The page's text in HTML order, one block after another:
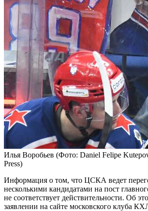
Илья Воробьев (Фото: Daniel Felipe
Press)
Информация о том, что ЦСКА ведет
несколькими кандидатами на пост
не соответствует действительности. Об
заявлении на сайте московского клуба